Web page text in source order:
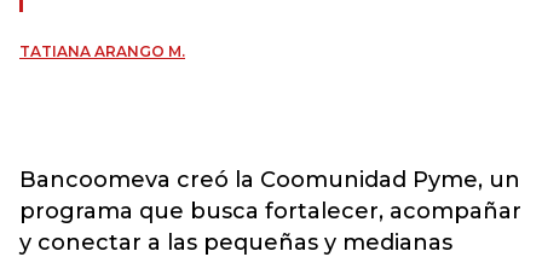
TATIANA ARANGO M.
Bancoomeva creó la Coomunidad Pyme, un
programa que busca fortalecer, acompañar
y conectar a las pequeñas y medianas